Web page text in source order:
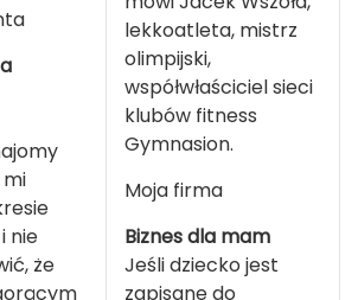
nie
że
lekkoatleta, mistrz
olimpijski,
współwłaściciel sieci
klubów fitness
Gymnasion.
Moja firma
Biznes dla mam
Jeśli dziecko jest
zapisane do